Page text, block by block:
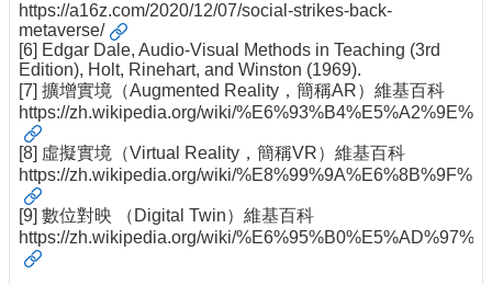
https://a16z.com/2020/12/07/social-strikes-back-
metaverse/
[6] Edgar Dale, Audio-Visual Methods in Teaching (3rd
Edition), Holt, Rinehart, and Winston (1969).
[7] 擴增實境（Augmented Reality，簡稱AR）維基百科
https://zh.wikipedia.org/wiki/
[8] 虛擬實境（Virtual Reality，簡稱VR）維基百科
https://zh.wikipedia.org/wiki/
[9] 數位對映 （Digital Twin）維基百科
https://zh.wikipedia.org/wiki/